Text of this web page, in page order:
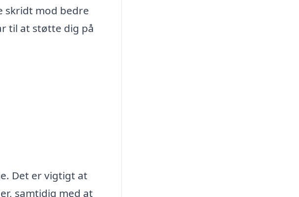
skridt mod bedre
til at støtte dig på
Det er vigtigt at
samtidig med at